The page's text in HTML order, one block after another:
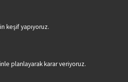
keşif yapıyoruz.
planlayarak karar veriyoruz.